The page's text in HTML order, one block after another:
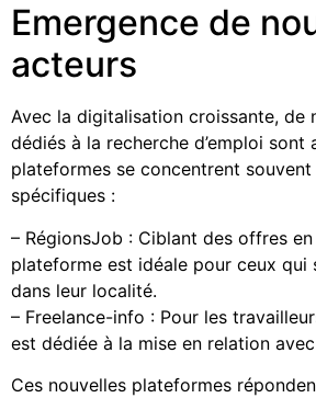
Emergence de
acteurs
Avec la digitalisation croissante, de
dédiés à la recherche d’emploi sont
plateformes se concentrent souvent
spécifiques :
– RégionsJob : Ciblant des offres
plateforme est idéale pour ceux qui
dans leur localité.
– Freelance-info : Pour les
est dédiée à la mise en relation
Ces nouvelles plateformes